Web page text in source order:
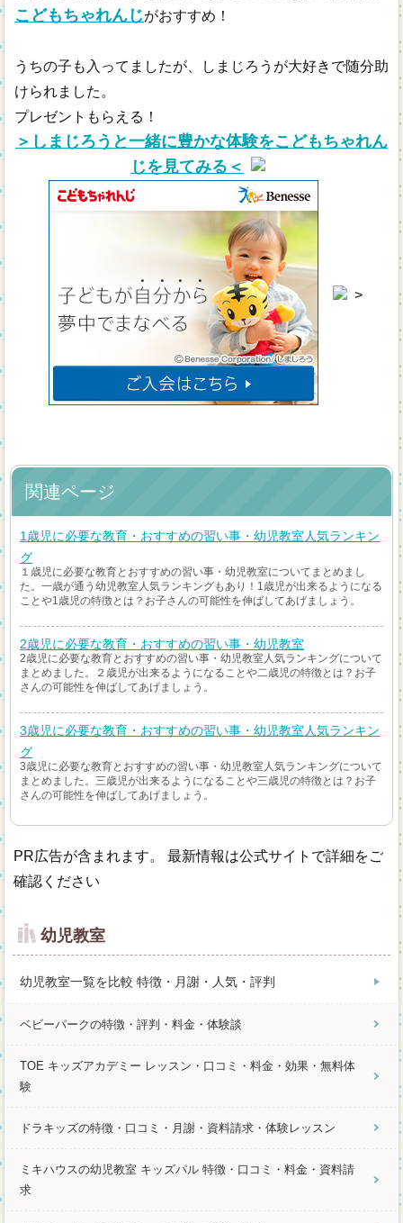
こどもちゃれんじがおすすめ！
うちの子も入ってましたが、しまじろうが大好きで随分助
けられました。
プレゼントもらえる！
＞しまじろうと一緒に豊かな体験をこどもちゃれん
じを見てみる＜
>
関連ページ
1歳児に必要な教育・おすすめの習い事・幼児教室人気ランキン
グ
１歳児に必要な教育とおすすめの習い事・幼児教室についてまとめまし
た。一歳が通う幼児教室人気ランキングもあり！1歳児が出来るようになる
ことや1歳児の特徴とは？お子さんの可能性を伸ばしてあげましょう。
2歳児に必要な教育・おすすめの習い事・幼児教室
2歳児に必要な教育とおすすめの習い事・幼児教室人気ランキングについて
まとめました。２歳児が出来るようになることや二歳児の特徴とは？お子
さんの可能性を伸ばしてあげましょう。
3歳児に必要な教育・おすすめの習い事・幼児教室人気ランキン
グ
3歳児に必要な教育とおすすめの習い事・幼児教室人気ランキングについて
まとめました。三歳児が出来るようになることや三歳児の特徴とは？お子
さんの可能性を伸ばしてあげましょう。
PR広告が含まれます。 最新情報は公式サイトで詳細をご
確認ください
幼児教室
幼児教室一覧を比較 特徴・月謝・人気・評判
ベビーパークの特徴・評判・料金・体験談
TOE キッズアカデミー レッスン・口コミ・料金・効果・無料体
験
ドラキッズの特徴・口コミ・月謝・資料請求・体験レッスン
ミキハウスの幼児教室 キッズパル 特徴・口コミ・料金・資料請
求